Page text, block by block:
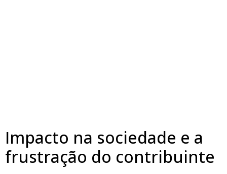
Impacto na sociedade e a
frustração do contribuinte